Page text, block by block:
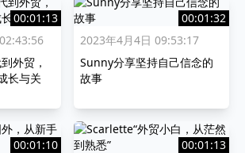
00:01:13
外贸，
长与关
00:01:32
2023年4月4日 09:53:17
Sunny分享坚持自己信念的
故事
00:01:10
00:01:13